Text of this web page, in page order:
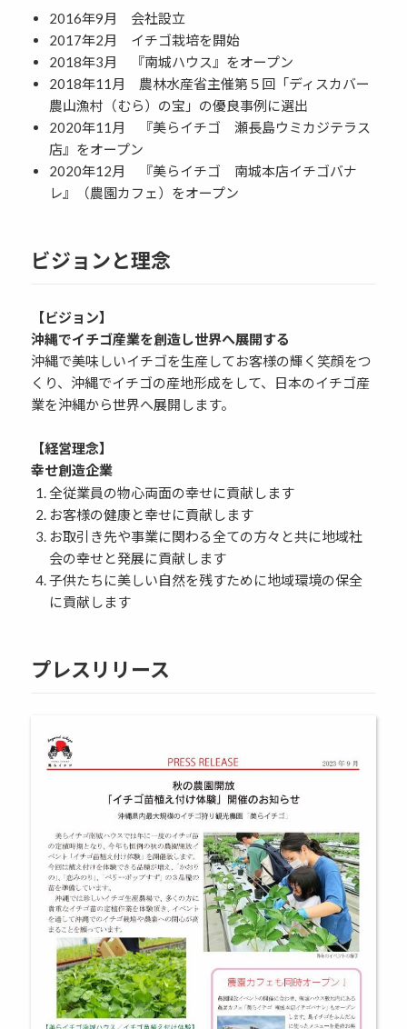
2016年9月 会社設立
2017年2月 イチゴ栽培を開始
2018年3月 『南城ハウス』をオープン
2018年11月 農林水産省主催第５回「ディスカバー
農山漁村（むら）の宝」の優良事例に選出
2020年11月 『美らイチゴ 瀬長島ウミカジテラス
店』をオープン
2020年12月 『美らイチゴ 南城本店イチゴバナ
レ』（農園カフェ）をオープン
ビジョンと理念
【ビジョン】
沖縄でイチゴ産業を創造し世界へ展開する
沖縄で美味しいイチゴを生産してお客様の輝く笑顔をつ
くり、沖縄でイチゴの産地形成をして、日本のイチゴ産
業を沖縄から世界へ展開します。
【経営理念】
幸せ創造企業
全従業員の物心両面の幸せに貢献します
お客様の健康と幸せに貢献します
お取引き先や事業に関わる全ての方々と共に地域社
会の幸せと発展に貢献します
子供たちに美しい自然を残すために地域環境の保全
に貢献します
プレスリリース